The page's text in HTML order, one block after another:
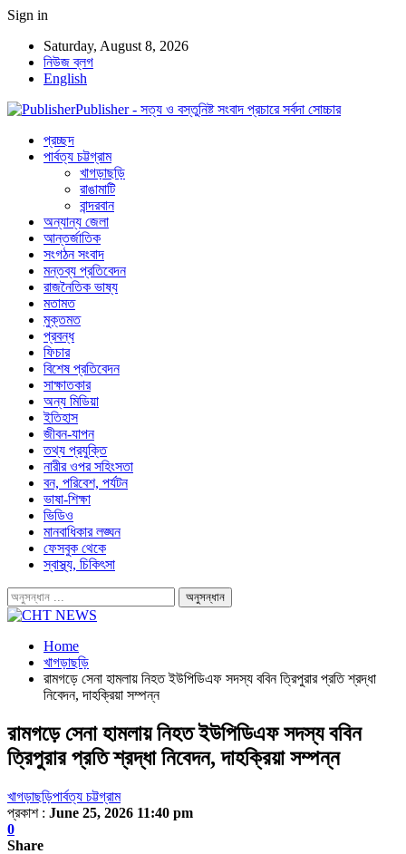
Sign in
Saturday, August 8, 2026
নিউজ ব্লগ
English
Publisher - সত্য ও বস্তুনিষ্ট সংবাদ প্রচারে সর্বদা সোচ্চার
প্রচ্ছদ
পার্বত্য চট্টগ্রাম
খাগড়াছড়ি
রাঙামাটি
বান্দরবান
অন্যান্য জেলা
আন্তর্জাতিক
সংগঠন সংবাদ
মন্তব্য প্রতিবেদন
রাজনৈতিক ভাষ্য
মতামত
মুক্তমত
প্রবন্ধ
ফিচার
বিশেষ প্রতিবেদন
সাক্ষাতকার
অন্য মিডিয়া
ইতিহাস
জীবন-যাপন
তথ্য প্রযুক্তি
নারীর ওপর সহিংসতা
বন, পরিবেশ, পর্যটন
ভাষা-শিক্ষা
ভিডিও
মানবাধিকার লঙ্ঘন
ফেসবুক থেকে
স্বাস্থ্য, চিকিৎসা
Home
খাগড়াছড়ি
রামগড়ে সেনা হামলায় নিহত ইউপিডিএফ সদস্য ববিন ত্রিপুরার প্রতি শ্রদ্ধা
নিবেদন, দাহক্রিয়া সম্পন্ন
রামগড়ে সেনা হামলায় নিহত ইউপিডিএফ সদস্য ববিন
ত্রিপুরার প্রতি শ্রদ্ধা নিবেদন, দাহক্রিয়া সম্পন্ন
খাগড়াছড়িপার্বত্য চট্টগ্রাম
প্রকাশ : June 25, 2026 11:40 pm
0
Share